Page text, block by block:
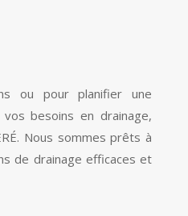
ou pour planifier une
besoins en drainage,
Nous sommes prêts à
de drainage efficaces et